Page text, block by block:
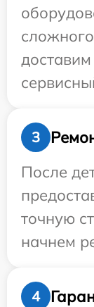
3
После
точную
начнем
4